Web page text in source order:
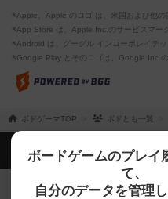
※Apple、Apple のロゴ は、米国および他の
※App Store は、Apple Inc.のサービスマー
※Android は、グーグル インコーポレイテッ
※Google Play とそのロゴは、Google Inc.の
ボドゲーマTOP ボドとも一覧
ボードゲームのプレイ
て、
自分のデータを管理
ボドゲーマTOP
ボードゲームを検索する